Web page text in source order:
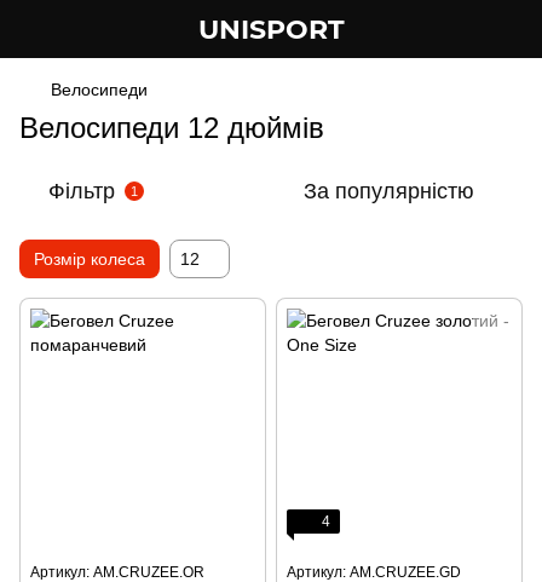
UNISPORT
Велосипеди
Велосипеди 12 дюймів
Фільтр 1 За популярністю
Розмір колеса 12
Артикул: AM.CRUZEE.OR
4
Артикул: AM.CRUZEE.GD